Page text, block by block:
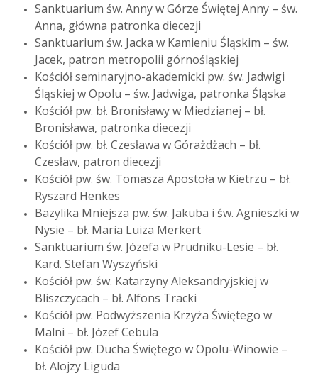
Sanktuarium św. Anny w Górze Świętej Anny – św.
Anna, główna patronka diecezji
Sanktuarium św. Jacka w Kamieniu Śląskim – św.
Jacek, patron metropolii górnośląskiej
Kościół seminaryjno-akademicki pw. św. Jadwigi
Śląskiej w Opolu – św. Jadwiga, patronka Śląska
Kościół pw. bł. Bronisławy w Miedzianej – bł.
Bronisława, patronka diecezji
Kościół pw. bł. Czesława w Górażdżach – bł.
Czesław, patron diecezji
Kościół pw. św. Tomasza Apostoła w Kietrzu – bł.
Ryszard Henkes
Bazylika Mniejsza pw. św. Jakuba i św. Agnieszki w
Nysie – bł. Maria Luiza Merkert
Sanktuarium św. Józefa w Prudniku-Lesie – bł.
Kard. Stefan Wyszyński
Kościół pw. św. Katarzyny Aleksandryjskiej w
Bliszczycach – bł. Alfons Tracki
Kościół pw. Podwyższenia Krzyża Świętego w
Malni – bł. Józef Cebula
Kościół pw. Ducha Świętego w Opolu-Winowie –
bł. Alojzy Liguda